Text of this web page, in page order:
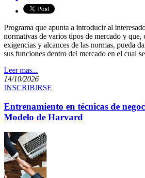
Programa que apunta a introducir al
normativas de varios tipos de mercado y que,
exigencias y alcances de las normas, pueda
sus funciones dentro del mercado en el cual
Leer mas...
14/10/2026
INSCRIBIRSE
Entrenamiento en técnicas de
Modelo de Harvard